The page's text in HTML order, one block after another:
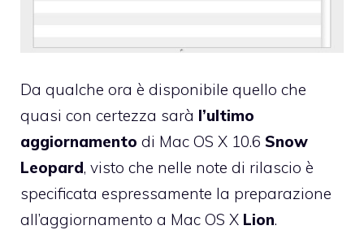
Da qualche ora è disponibile quello che
quasi con certezza sarà l’ultimo
aggiornamento di Mac OS X 10.6 Snow
Leopard, visto che nelle note di rilascio è
specificata espressamente la preparazione
all’aggiornamento a Mac OS X Lion.